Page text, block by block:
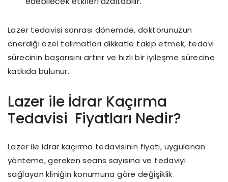
Lazer tedavisi sonrası dönemde, doktorunuzun
önerdiği özel talimatları dikkatle takip etmek, tedavi
sürecinin başarısını artırır ve hızlı bir iyileşme sürecine
katkıda bulunur.
Lazer ile İdrar Kaçırma
Tedavisi Fiyatları Nedir?
Lazer ile idrar kaçırma tedavisinin fiyatı, uygulanan
yönteme, gereken seans sayısına ve tedaviyi
sağlayan kliniğin konumuna göre değişiklik